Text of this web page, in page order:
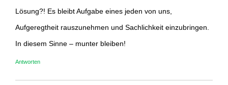
Lösung?! Es bleibt Aufgabe eines jeden von uns,
Aufgeregtheit rauszunehmen und Sachlichkeit einzubringen.
In diesem Sinne – munter bleiben!
Antworten